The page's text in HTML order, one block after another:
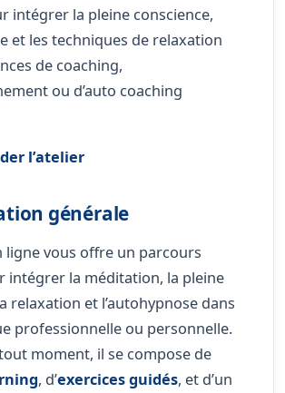
intégrer la pleine conscience,
et les techniques de relaxation
de coaching,
ou d’auto coaching
l’atelier
générale
ligne vous offre un parcours
intégrer la méditation, la pleine
relaxation et l’autohypnose dans
professionnelle ou personnelle.
moment, il se compose de
, d’exercices guidés, et d’un